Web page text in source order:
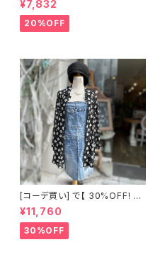
¥7,832
20%OFF
[コーデ買い] で【 30%OFF! 】2
点 ショート丈 デニム サロペット
スカート + 古着 Montsoie ハ
ート柄 シアーシャツ ブラック
¥11,760
30%OFF